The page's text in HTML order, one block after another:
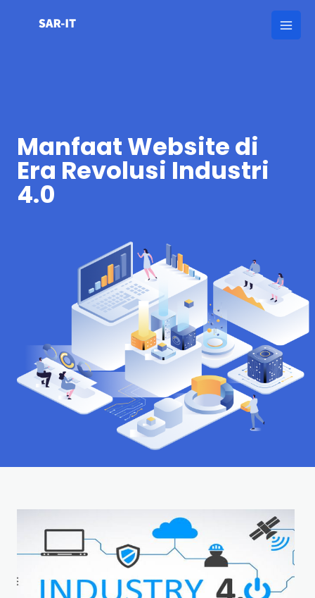
Main
Manfaat Website di
Era Revolusi Industri
4.0